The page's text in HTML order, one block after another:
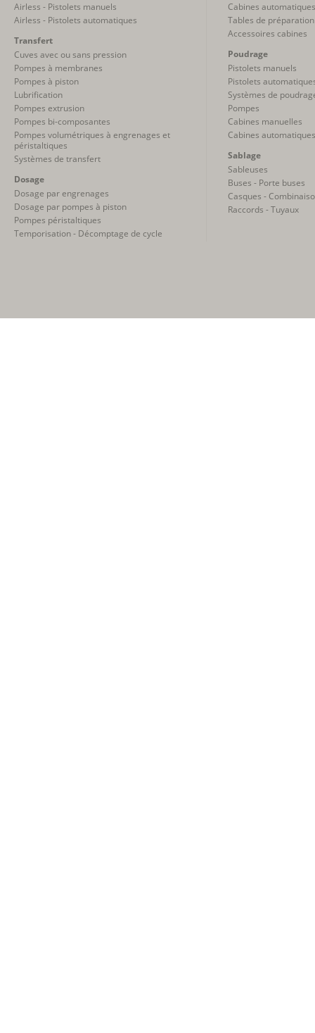
Airless - Pistolets manuels
Airless - Pistolets automatiques
Transfert
Cuves avec ou sans pression
Pompes à membranes
Pompes à piston
Lubrification
Pompes extrusion
Pompes bi-composantes
Pompes volumétriques à engrenages et
péristaltiques
Systèmes de transfert
Dosage
Dosage par engrenages
Dosage par pompes à piston
Pompes péristaltiques
Temporisation - Décomptage de cycle
Cabines
Tables de
Accessoires cabines
Poudrage
Pistolets manuels
Pistolets
Systèmes de
Pompes
Cabines manuelles
Cabines automatiques
Sablage
Sableuses
Buses - Porte buses
Casques -
Raccords - Tuyaux